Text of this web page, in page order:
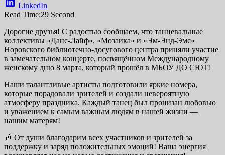
LinkedIn
Read Time:29 Second
Дорогие друзья! С радостью сообщаем, что танцевальные
коллективы «Данс-Лайф», «Мозаика» и «Эм-Энд-Эмс»
Норовского библиотечно-досугового центра приняли участие
в замечательном концерте, посвящённом Международному
женскому дню 8 марта, который прошёл в МБОУ ДО СЮТ!
Наши талантливые артисты подготовили яркие номера,
которые порадовали зрителей и создали невероятную
атмосферу праздника. Каждый танец был пронизан любовью
и уважением к самым важным людям в нашей жизни —
нашим матерям!
🎶 От души благодарим всех участников и зрителей за
поддержку и заряд положительных эмоций! Ваша энергия